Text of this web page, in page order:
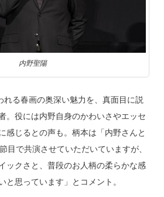
内野聖陽
れる春画の奥深い魅力を、真面目に説
。役には内野自身のかわいさやエッセ
感じるとの声も。柄本は「内野さんと
目で共演させていただいていますが、
ックさと、普段のお人柄の柔らかな感
と思っています」とコメント。